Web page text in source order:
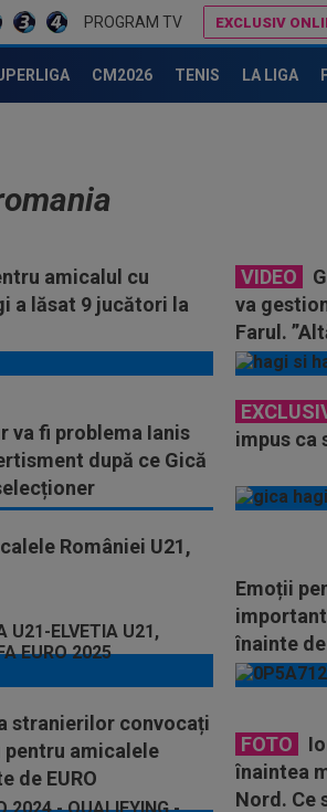
PROGRAM TV EXCLUSIV
CM2026 TENIS LA LIGA
amicalul cu
a lăsat 9 jucători la
VIDEO
va
Farul.
va fi problema Ianis
după ce Gică
impus ca
României U21,
Emoții
înainte de
stranierilor convocați
pentru amicalele
de EURO
FOTO
înaintea
Nord. Ce